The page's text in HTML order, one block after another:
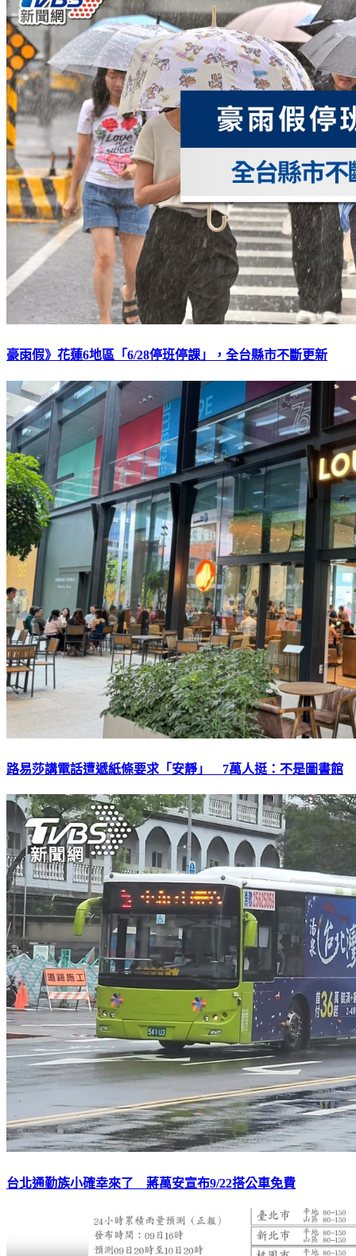
豪雨假》花蓮6地區「6/28停班停課」，全台縣市不斷更新
路易莎講電話遭遞紙條要求「安靜」 7萬人挺：不是圖書館
台北通勤族小確幸來了 蔣萬安宣布9/22搭公車免費